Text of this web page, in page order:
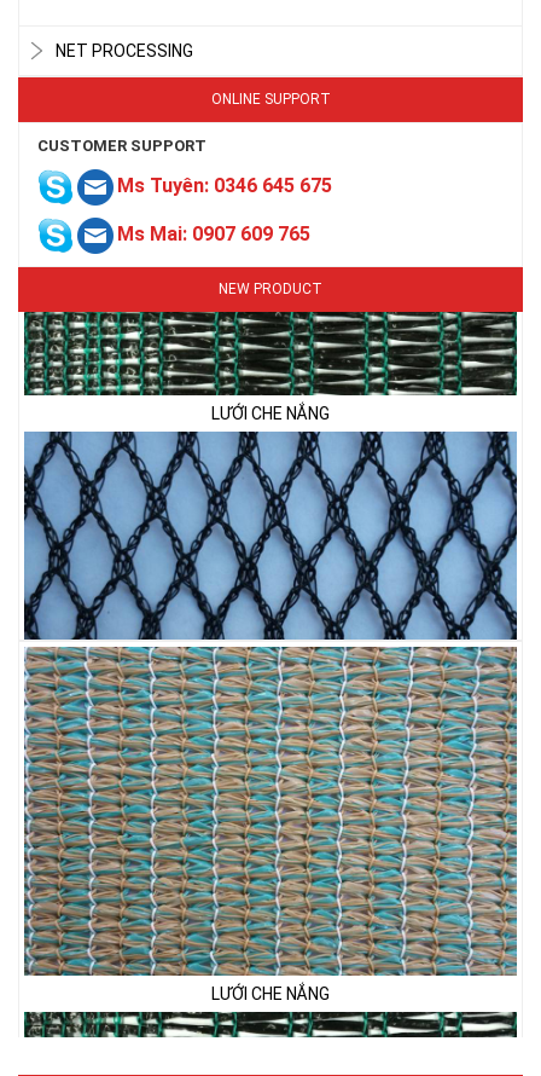
NET PROCESSING
ONLINE SUPPORT
CUSTOMER SUPPORT
Ms Tuyên: 0346 645 675
Ms Mai: 0907 609 765
NEW PRODUCT
LƯỚI CHE NẮNG
LƯỚI CHẮN CHIM
LƯỚI CHE NẮNG